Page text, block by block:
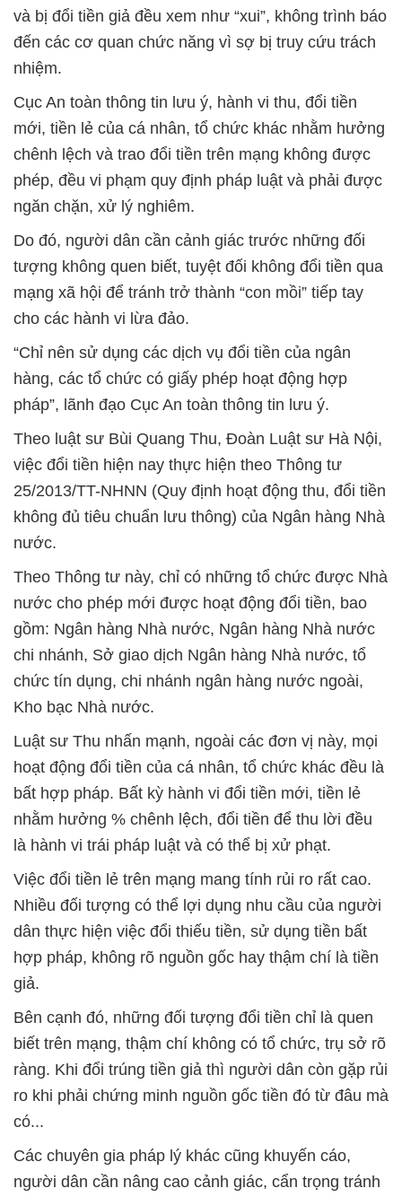
và bị đổi tiền giả đều xem như “xui”, không trình báo
đến các cơ quan chức năng vì sợ bị truy cứu trách
nhiệm.
Cục An toàn thông tin lưu ý, hành vi thu, đổi tiền
mới, tiền lẻ của cá nhân, tổ chức khác nhằm hưởng
chênh lệch và trao đổi tiền trên mạng không được
phép, đều vi phạm quy định pháp luật và phải được
ngăn chặn, xử lý nghiêm.
Do đó, người dân cần cảnh giác trước những đối
tượng không quen biết, tuyệt đối không đổi tiền qua
mạng xã hội để tránh trở thành “con mồi” tiếp tay
cho các hành vi lừa đảo.
“Chỉ nên sử dụng các dịch vụ đổi tiền của ngân
hàng, các tổ chức có giấy phép hoạt động hợp
pháp”, lãnh đạo Cục An toàn thông tin lưu ý.
Theo luật sư Bùi Quang Thu, Đoàn Luật sư Hà Nội,
việc đổi tiền hiện nay thực hiện theo Thông tư
25/2013/TT-NHNN (Quy định hoạt động thu, đổi tiền
không đủ tiêu chuẩn lưu thông) của Ngân hàng Nhà
nước.
Theo Thông tư này, chỉ có những tổ chức được Nhà
nước cho phép mới được hoạt động đổi tiền, bao
gồm: Ngân hàng Nhà nước, Ngân hàng Nhà nước
chi nhánh, Sở giao dịch Ngân hàng Nhà nước, tổ
chức tín dụng, chi nhánh ngân hàng nước ngoài,
Kho bạc Nhà nước.
Luật sư Thu nhấn mạnh, ngoài các đơn vị này, mọi
hoạt động đổi tiền của cá nhân, tổ chức khác đều là
bất hợp pháp. Bất kỳ hành vi đổi tiền mới, tiền lẻ
nhằm hưởng % chênh lệch, đổi tiền để thu lời đều
là hành vi trái pháp luật và có thể bị xử phạt.
Việc đổi tiền lẻ trên mạng mang tính rủi ro rất cao.
Nhiều đối tượng có thể lợi dụng nhu cầu của người
dân thực hiện việc đổi thiếu tiền, sử dụng tiền bất
hợp pháp, không rõ nguồn gốc hay thậm chí là tiền
giả.
Bên cạnh đó, những đối tượng đổi tiền chỉ là quen
biết trên mạng, thậm chí không có tổ chức, trụ sở rõ
ràng. Khi đổi trúng tiền giả thì người dân còn gặp rủi
ro khi phải chứng minh nguồn gốc tiền đó từ đâu mà
có...
Các chuyên gia pháp lý khác cũng khuyến cáo,
người dân cần nâng cao cảnh giác, cẩn trọng tránh